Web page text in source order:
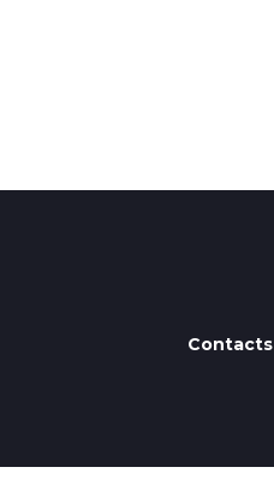
Contacts